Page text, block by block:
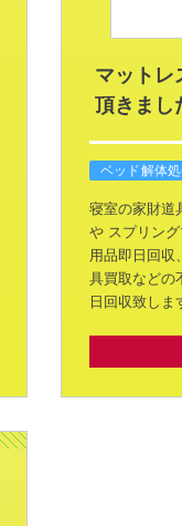
マットレ
頂きまし
ベッド解体
寝室の家財道
や スプリン
用品即日回収、
具買取などの
日回収致しま